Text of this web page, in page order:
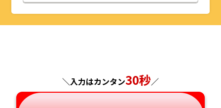
山形県
千葉県
福井県
岐阜県
京都府
奈良県
島根県
山口県
福岡県
＼入力はカンタン30秒／